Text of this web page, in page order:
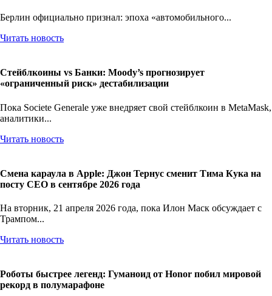
Берлин официально признал: эпоха «автомобильного...
Читать новость
Стейблкоины vs Банки: Moody’s прогнозирует
«ограниченный риск» дестабилизации
Пока Societe Generale уже внедряет свой стейблкоин в MetaMask,
аналитики...
Читать новость
Смена караула в Apple: Джон Тернус сменит Тима Кука на
посту CEO в сентябре 2026 года
На вторник, 21 апреля 2026 года, пока Илон Маск обсуждает с
Трампом...
Читать новость
Роботы быстрее легенд: Гуманоид от Honor побил мировой
рекорд в полумарафоне